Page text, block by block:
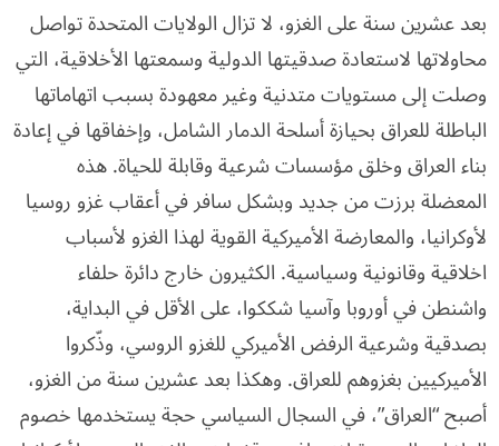
بعد عشرين سنة على الغزو، لا تزال الولايات المتحدة تواصل
محاولاتها لاستعادة صدقيتها الدولية وسمعتها الأخلاقية، التي
وصلت إلى مستويات متدنية وغير معهودة بسبب اتهاماتها
الباطلة للعراق بحيازة أسلحة الدمار الشامل، وإخفاقها في إعادة
بناء العراق وخلق مؤسسات شرعية وقابلة للحياة. هذه
المعضلة برزت من جديد وبشكل سافر في أعقاب غزو روسيا
لأوكرانيا، والمعارضة الأميركية القوية لهذا الغزو لأسباب
اخلاقية وقانونية وسياسية. الكثيرون خارج دائرة حلفاء
واشنطن في أوروبا وآسيا شككوا، على الأقل في البداية،
بصدقية وشرعية الرفض الأميركي للغزو الروسي، وذّكروا
الأميركيين بغزوهم للعراق. وهكذا بعد عشرين سنة من الغزو،
أصبح “العراق”، في السجال السياسي حجة يستخدمها خصوم